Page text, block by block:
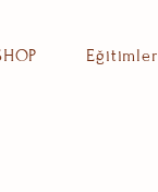
Eğitimler